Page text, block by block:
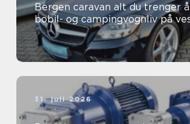
Bergen caravan alt du trenger å vite om
bobil- og campingvognliv på
31. juli 2026